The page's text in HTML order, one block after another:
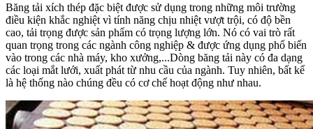
Băng tải xích thép đặc biệt được sử dụng trong những môi trường
điều kiện khắc nghiệt vì tính năng chịu nhiệt vượt trội, có độ bền
cao, tải trọng được sản phẩm có trọng lượng lớn. Nó có vai trò rất
quan trọng trong các ngành công nghiệp & được ứng dụng phổ biến
vào trong các nhà máy, kho xưởng,...Dòng băng tải này có đa dạng
các loại mắt lưới, xuất phát từ nhu cầu của ngành. Tuy nhiên, bất kể
là hệ thống nào chúng đều có cơ chế hoạt động như nhau.